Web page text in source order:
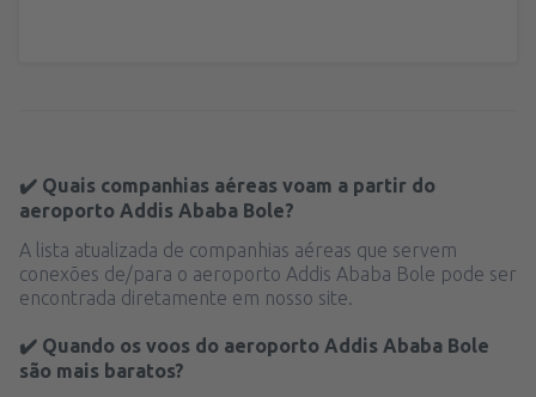
✔️ Quais companhias aéreas voam a partir do
aeroporto Addis Ababa Bole?
A lista atualizada de companhias aéreas que servem
conexões de/para o aeroporto Addis Ababa Bole pode ser
encontrada diretamente em nosso site.
✔️ Quando os voos do aeroporto Addis Ababa Bole
são mais baratos?